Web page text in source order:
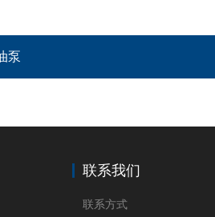
泵
联系我们
联系方式